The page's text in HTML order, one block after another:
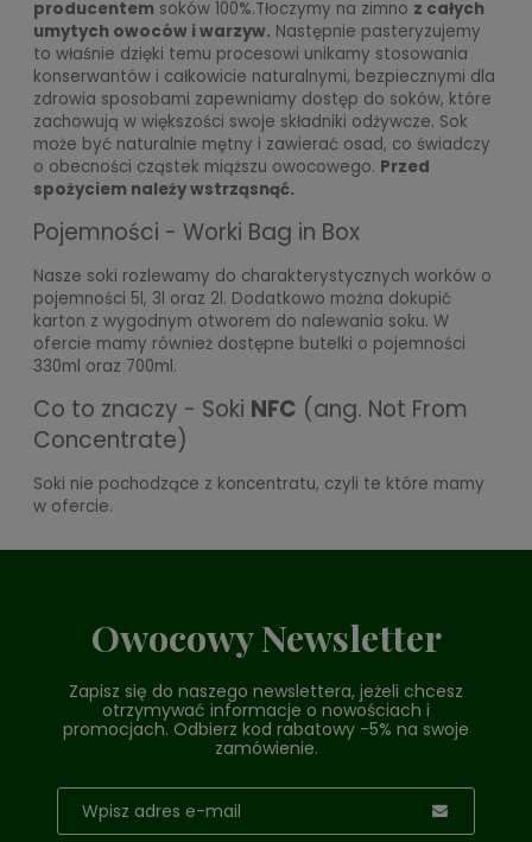
producentem soków 100%.Tłoczymy na zimno z całych
umytych owoców i warzyw. Następnie pasteryzujemy
to właśnie dzięki temu procesowi unikamy stosowania
konserwantów i całkowicie naturalnymi, bezpiecznymi dla
zdrowia sposobami zapewniamy dostęp do soków, które
zachowują w większości swoje składniki odżywcze. Sok
może być naturalnie mętny i zawierać osad, co świadczy
o obecności cząstek miąższu owocowego. Przed
spożyciem należy wstrząsnąć.
Pojemności - Worki Bag in Box
Nasze soki rozlewamy do charakterystycznych worków o
pojemności 5l, 3l oraz 2l. Dodatkowo można dokupić
karton z wygodnym otworem do nalewania soku. W
ofercie mamy również dostępne butelki o pojemności
330ml oraz 700ml.
Co to znaczy - Soki NFC (ang. Not From
Concentrate)
Soki nie pochodzące z koncentratu, czyli te które mamy
w ofercie.
Owocowy Newsletter
Zapisz się do naszego newslettera, jeżeli chcesz
otrzymywać informacje o nowościach i
promocjach. Odbierz kod rabatowy -5% na swoje
zamówienie.